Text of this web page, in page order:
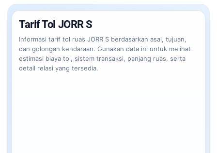
Tarif Tol JORR S
Informasi tarif tol ruas JORR S berdasarkan asal, tujuan,
dan golongan kendaraan. Gunakan data ini untuk melihat
estimasi biaya tol, sistem transaksi, panjang ruas, serta
detail relasi yang tersedia.